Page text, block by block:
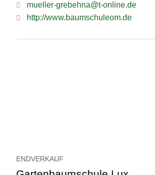
mueller-grebehna@t-online.de
http://www.baumschuleom.de
ENDVERKAUF